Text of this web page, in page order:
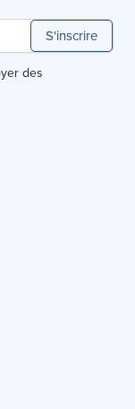
S'inscrire
des